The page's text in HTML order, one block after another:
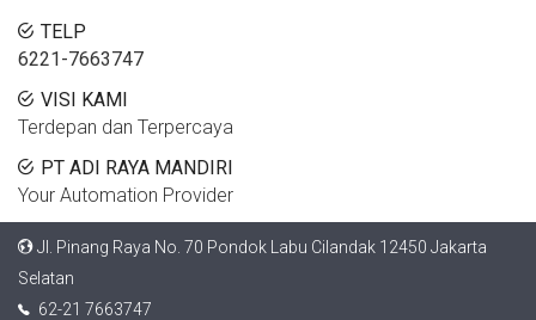
TELP
6221-7663747
VISI KAMI
Terdepan dan Terpercaya
PT ADI RAYA MANDIRI
Your Automation Provider
Jl. Pinang Raya No. 70 Pondok Labu Cilandak 12450 Jakarta
Selatan
62-21 7663747